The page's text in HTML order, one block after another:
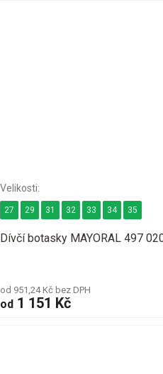
Dívčí botasky MAYORAL 497
od 951,24 Kč bez DPH
od1 151 Kč
27 29 31 32 33 34 35